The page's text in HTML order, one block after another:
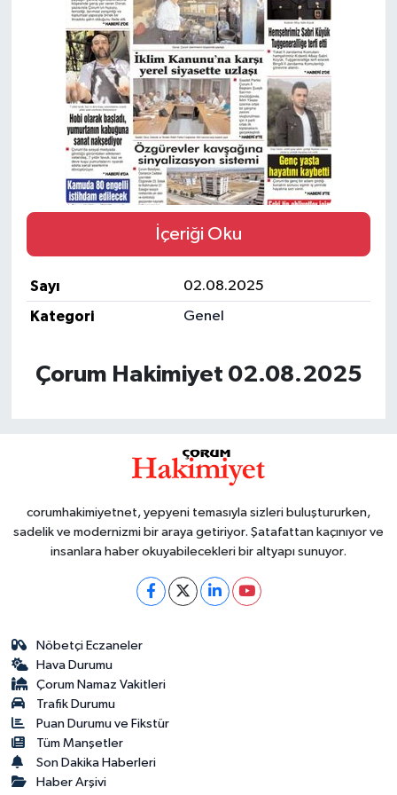
İçeriği Oku
Sayı
02.08.2025
Kategori
Genel
Çorum Hakimiyet 02.08.2025
corumhakimiyetnet, yepyeni temasıyla sizleri buluştururken,
sadelik ve modernizmi bir araya getiriyor. Şatafattan kaçınıyor ve
insanlara haber okuyabilecekleri bir altyapı sunuyor.
Nöbetçi Eczaneler
Hava Durumu
Çorum Namaz Vakitleri
Trafik Durumu
Puan Durumu ve Fikstür
Tüm Manşetler
Son Dakika Haberleri
Haber Arşivi
İLÇELER
OTOPARK
TEKNOLOJİ